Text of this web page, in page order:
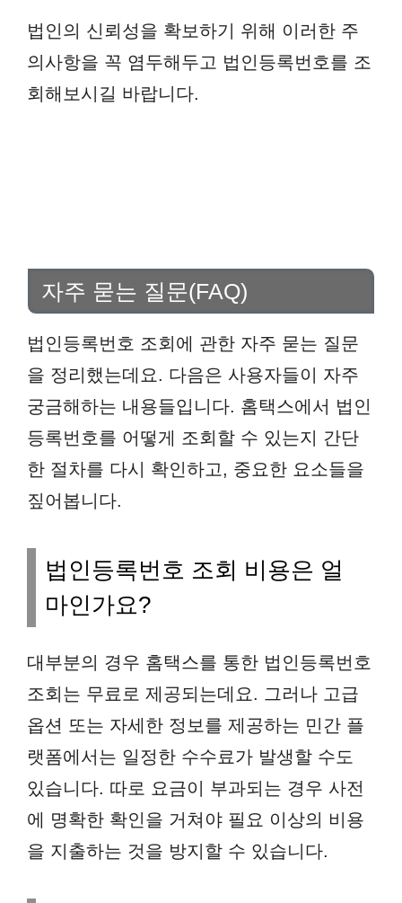
법인의 신뢰성을 확보하기 위해 이러한 주
의사항을 꼭 염두해두고 법인등록번호를 조
회해보시길 바랍니다.
자주 묻는 질문(FAQ)
법인등록번호 조회에 관한 자주 묻는 질문
을 정리했는데요. 다음은 사용자들이 자주
궁금해하는 내용들입니다. 홈택스에서 법인
등록번호를 어떻게 조회할 수 있는지 간단
한 절차를 다시 확인하고, 중요한 요소들을
짚어봅니다.
법인등록번호 조회 비용은 얼
마인가요?
대부분의 경우 홈택스를 통한 법인등록번호
조회는 무료로 제공되는데요. 그러나 고급
옵션 또는 자세한 정보를 제공하는 민간 플
랫폼에서는 일정한 수수료가 발생할 수도
있습니다. 따로 요금이 부과되는 경우 사전
에 명확한 확인을 거쳐야 필요 이상의 비용
을 지출하는 것을 방지할 수 있습니다.